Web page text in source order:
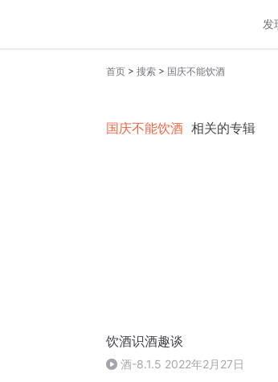
发
首页 > 搜索 > 国庆不能饮酒
国庆不能饮酒 相关的专辑
饮酒识酒趣谈
酒-8.1.5 2022年2月27日